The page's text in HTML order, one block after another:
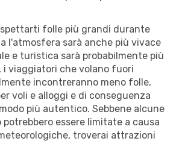
folle più grandi durante
l'atmosfera sarà anche più vivace
e turistica sarà probabilmente più
i viaggiatori che volano fuori
incontreranno meno folle,
voli e alloggi e di conseguenza
più autentico. Sebbene alcune
essere limitate a causa
troverai attrazioni